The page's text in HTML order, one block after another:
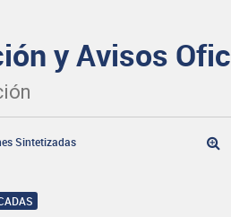
y Avisos
Sintetizadas